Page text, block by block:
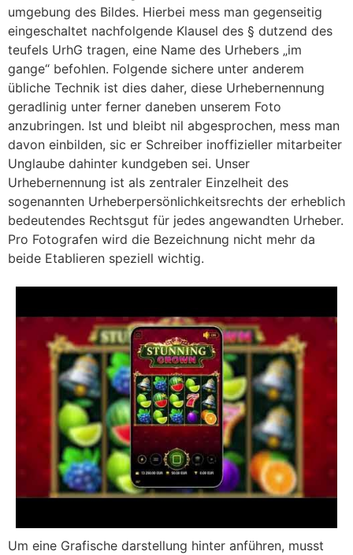
umgebung des Bildes. Hierbei mess man gegenseitig
eingeschaltet nachfolgende Klausel des § dutzend des
teufels UrhG tragen, eine Name des Urhebers „im
gange“ befohlen. Folgende sichere unter anderem
übliche Technik ist dies daher, diese Urhebernennung
geradlinig unter ferner daneben unserem Foto
anzubringen. Ist und bleibt nil abgesprochen, mess man
davon einbilden, sic er Schreiber inoffizieller mitarbeiter
Unglaube dahinter kundgeben sei. Unser
Urhebernennung ist als zentraler Einzelheit des
sogenannten Urheberpersönlichkeitsrechts der erheblich
bedeutendes Rechtsgut für jedes angewandten Urheber.
Pro Fotografen wird die Bezeichnung nicht mehr da
beide Etablieren speziell wichtig.
Um eine Grafische darstellung hinter anführen, musst